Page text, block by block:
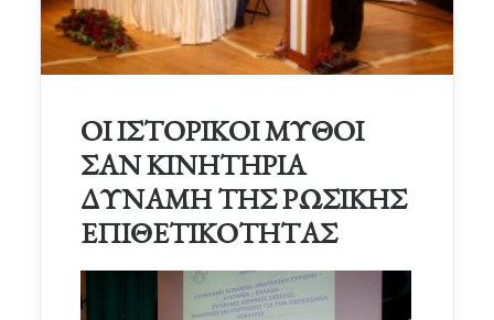
ΟΙ ΙΣΤΟΡΙΚΟΙ ΜΥΘΟΙ
ΣΑΝ ΚΙΝΗΤΗΡΙΑ
ΔΥΝΑΜΗ ΤΗΣ ΡΩΣΙΚΗΣ
ΕΠΙΘΕΤΙΚΟΤΗΤΑΣ